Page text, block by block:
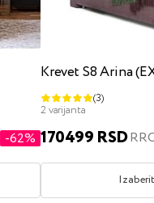
-62%
Krevet S8 Arina
(3)
2 varijanta
170499 RSD